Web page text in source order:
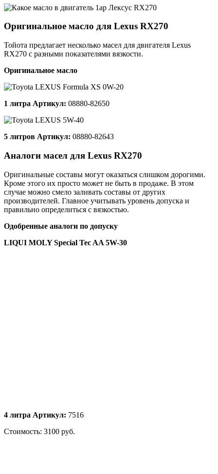
Оригинальное масло для Lexus RX270
Тойота предлагает несколько масел для двигателя Lexus
RX270 с разными показателями вязкости.
Оригинальное масло
1 литра Артикул: 08880-82650
5 литров Артикул: 08880-82643
Аналоги масел для Lexus RX270
Оригинальные составы могут оказаться слишком дорогими.
Кроме этого их просто может не быть в продаже. В этом
случае можно смело заливать составы от других
производителей. Главное учитывать уровень допуска и
правильно определиться с вязкостью.
Одобренные аналоги по допуску
LIQUI MOLY Special Tec AA 5W-30
4 литра Артикул: 7516
Стоимость: 3100 руб.